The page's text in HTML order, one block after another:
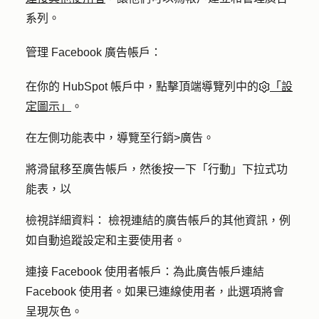
系列。
管理 Facebook 廣告帳戶：
在你的 HubSpot 帳戶中，點擊頂端導覽列中的
「設
定圖示」
。
在左側功能表中，導覽至行銷>廣告 。
將滑鼠移至廣告帳戶，然後按一下「 行動 」下拉式功
能表，以
檢視詳細資料： 檢視連結的廣告帳戶的其他資訊，例
如自動追蹤設定和主要使用者。
連接 Facebook 使用者帳戶： 為此廣告帳戶連結
Facebook 使用者。如果已連線使用者，此選項將會
呈現灰色。